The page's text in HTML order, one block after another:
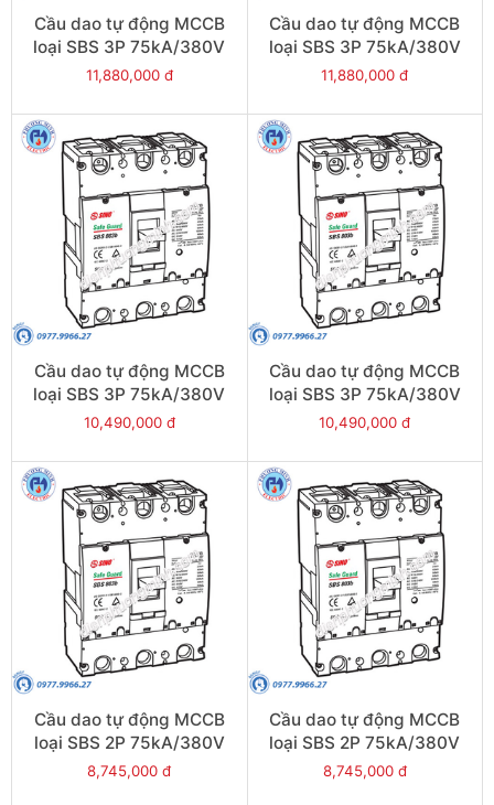
Cầu dao tự động MCCB
loại SBS 3P 75kA/380V
800A - Model
11,880,000 đ
Cầu dao tự động MCCB
loại SBS 3P 75kA/380V
700A - Model
11,880,000 đ
Cầu dao tự động MCCB
loại SBS 3P 75kA/380V
630A - Model
10,490,000 đ
Cầu dao tự động MCCB
loại SBS 3P 75kA/380V
500A - Model
10,490,000 đ
Cầu dao tự động MCCB
loại SBS 2P 75kA/380V
800A - Model
8,745,000 đ
Cầu dao tự động MCCB
loại SBS 2P 75kA/380V
700A - Model
8,745,000 đ